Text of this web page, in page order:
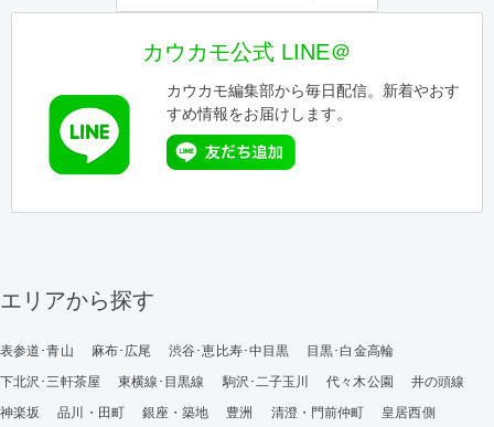
カウカモ公式 LINE＠
カウカモ編集部から毎日配信。新着やおす
すめ情報をお届けします。
エリアから探す
表参道･青山 麻布･広尾 渋谷･恵比寿･中目黒
目黒･白金高輪
下北沢･三軒茶屋
東横線･目黒線 駒沢･二子玉川 代々木公園
井の頭線
神楽坂
品川・田町 銀座・築地 豊洲 清澄・門前仲町
皇居西側